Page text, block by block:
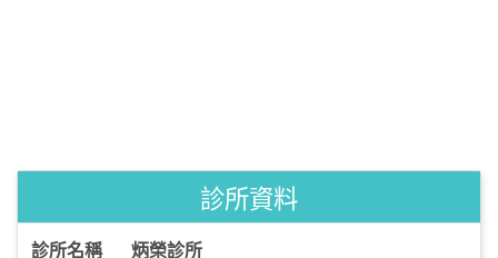
診所資料
診所名稱 炳榮診所